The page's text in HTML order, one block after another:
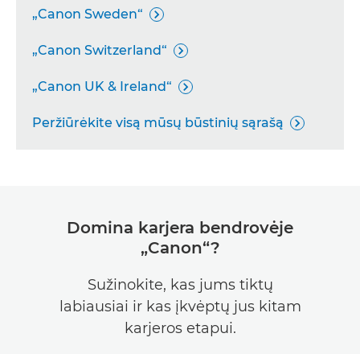
„Canon Sweden“ 
„Canon Switzerland“ 
„Canon UK & Ireland“ 
Peržiūrėkite visą mūsų būstinių sąrašą 
Domina karjera bendrovėje
„Canon“?
Sužinokite, kas jums tiktų
labiausiai ir kas įkvėptų jus kitam
karjeros etapui.